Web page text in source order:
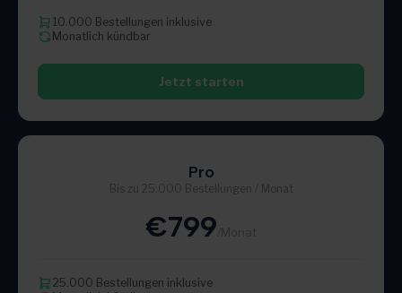
10.000 Bestellungen inklusive
Monatlich kündbar
Jetzt starten
Pro
Bis zu 25.000 Bestellungen / Monat
€799
25.000 Bestellungen inklusive